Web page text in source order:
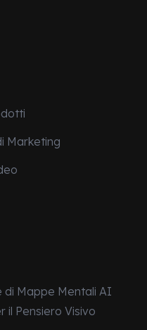
Marketing
di Mappe Mentali AI
il Pensiero Visivo